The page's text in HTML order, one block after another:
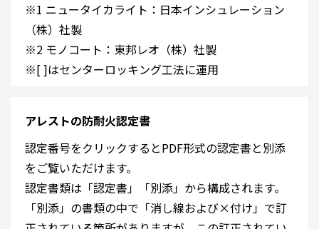
※1 ニュータイカライト：日本インシュレーション
（株）社製
※2 モノコート：東邦レオ（株）社製
※[ ]はセンターロッキング工法に運用
アレストの防耐火認定書
認定番号をクリックするとPDF形式の認定書と別添
をご覧いただけます。
認定書類は「認定書」「別添」から構成されます。
「別添」の書類の中で「消し線および×付け」で訂